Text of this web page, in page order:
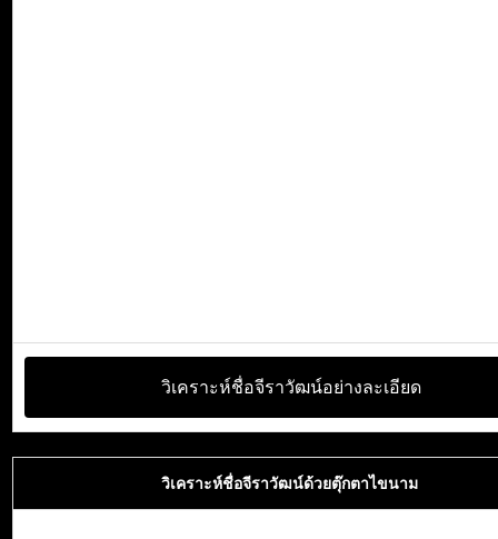
วิเคราะห์ชื่อจีราวัฒน์อย่างละเอียด
วิเคราะห์ชื่อจีราวัฒน์ด้วยตุ๊กตาไขนาม